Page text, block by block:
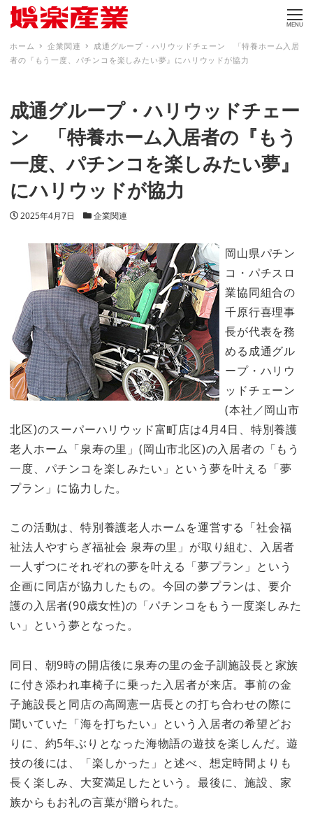
MENU
ホーム 企業関連
成通グループ・ハリウッドチェーン 「特養ホーム入居
者の『もう一度、パチンコを楽しみたい夢』にハリウッドが協力
成通グループ・ハリウッドチェー
ン 「特養ホーム入居者の『もう
一度、パチンコを楽しみたい夢』
にハリウッドが協力
投稿日
2025年4月7日 カテゴリー
企業関連
岡山県パチン
コ・パチスロ
業協同組合の
千原行喜理事
長が代表を務
める成通グル
ープ・ハリウ
ッドチェーン
(本社／岡山市
北区)のスーパーハリウッド富町店は4月4日、特別養護
老人ホーム「泉寿の里」(岡山市北区)の入居者の「もう
一度、パチンコを楽しみたい」という夢を叶える「夢
プラン」に協力した。
この活動は、特別養護老人ホームを運営する「社会福
祉法人やすらぎ福祉会 泉寿の里」が取り組む、入居者
一人ずつにそれぞれの夢を叶える「夢プラン」という
企画に同店が協力したもの。今回の夢プランは、要介
護の入居者(90歳女性)の「パチンコをもう一度楽しみた
い」という夢となった。
同日、朝9時の開店後に泉寿の里の金子訓施設長と家族
に付き添われ車椅子に乗った入居者が来店。事前の金
子施設長と同店の高岡憲一店長との打ち合わせの際に
聞いていた「海を打ちたい」という入居者の希望どお
りに、約5年ぶりとなった海物語の遊技を楽しんだ。遊
技の後には、「楽しかった」と述べ、想定時間よりも
長く楽しみ、大変満足したという。最後に、施設、家
族からもお礼の言葉が贈られた。